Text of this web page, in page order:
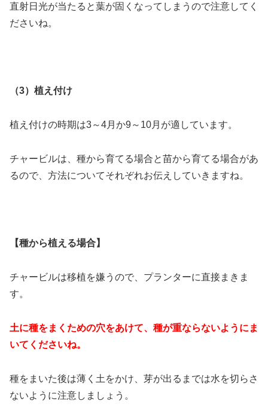
直射日光が当たると葉が固くなってしまうので注意してく
ださいね。
（3）植え付け
植え付けの時期は3～4月か9～10月が適しています。
チャービルは、種から育てる場合と苗から育てる場合があ
るので、方法についてそれぞれお伝えしていきますね。
【種から植える場合】
チャービルは移植を嫌うので、プランターに直接まきま
す。
土に種をまくための穴をあけて、種が重ならないようにま
いてくださいね。
種をまいた後は薄く土をかけ、芽が出るまでは水を切らさ
ないように注意しましょう。